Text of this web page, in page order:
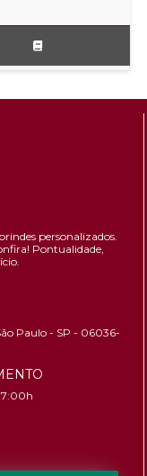
personalizados.
Pontualidade,
Paulo - SP - 06036-